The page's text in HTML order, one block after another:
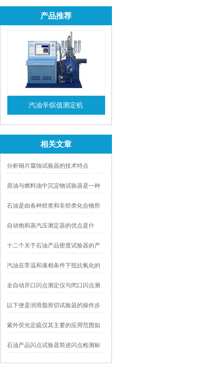
产品推荐
汽油辛烷值测定机
查看详情
相关文章
分析铜片腐蚀试验器的技术特点
原油与燃料油中沉淀物试验器是一种
的设备
石油是由各种烃类和非烃类化合物所
自动饱和蒸汽压测定器的优点是什
十二个关于石油产品密度试验器的产
汽油在常温和液相条件下抵抗氧化的
全自动开口闪点测定仪与闭口闪点测
以下便是润滑脂剪切试验器的操作步
紫外荧光定硫仪其主要的应用范围如
石油产品闪点试验器简述闪点检测标